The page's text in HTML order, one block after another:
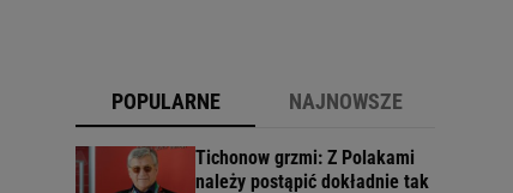
POPULARNE NAJNOWSZE
Tichonow grzmi: Z Polakami
należy postąpić dokładnie tak